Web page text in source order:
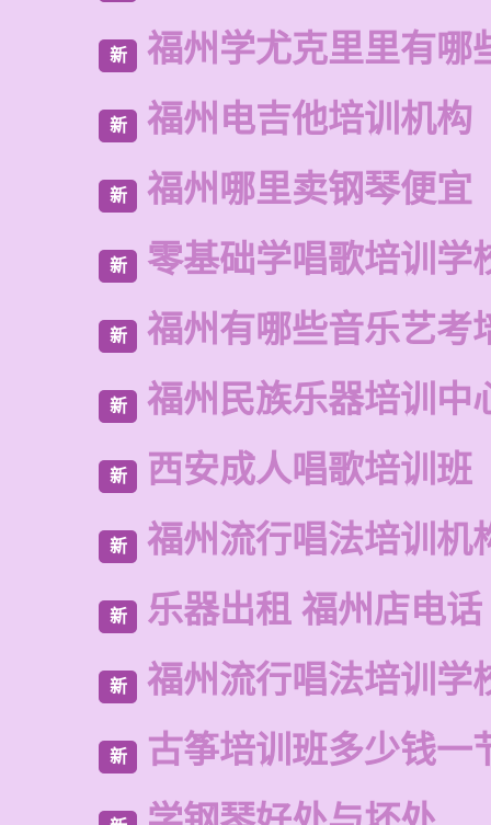
新 福州学尤克里里有哪
新 福州电吉他培训机构
新 福州哪里卖钢琴便宜
新 零基础学唱歌培训学
新 福州有哪些音乐艺考
新 福州民族乐器培训中
新 西安成人唱歌培训班
新 福州流行唱法培训机
新 乐器出租 福州店电话
新 福州流行唱法培训学
新 古筝培训班多少钱一